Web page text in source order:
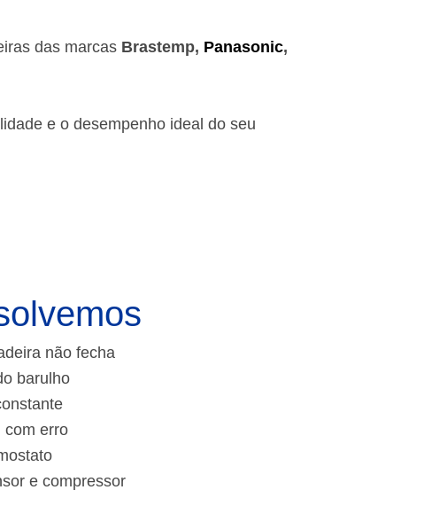
das marcas Brastemp, Panasonic,
e o desempenho ideal do seu
não fecha
barulho
com erro
e compressor